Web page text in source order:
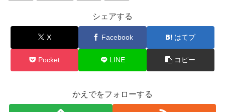
シェアする
X Facebook はてブ
Pocket LINE コピー
かえでをフォローする